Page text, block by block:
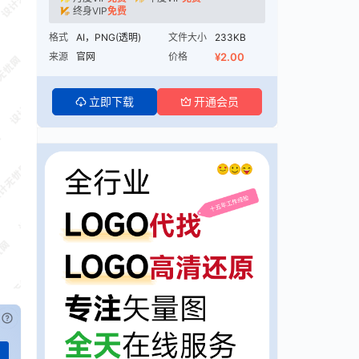
登录 或刷新
终身VIP免费
格式 AI，PNG(透明) 文件大小
233KB
来源
官网 价格 ¥2.00
立即下载 开通会员